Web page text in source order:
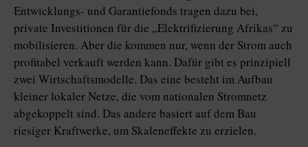
Entwicklungs- und Garantiefonds tragen dazu bei,
private Investitionen für die „Elektrifizierung Afrikas“ zu
mobilisieren. Aber die kommen nur, wenn der Strom auch
profitabel verkauft werden kann. Dafür gibt es prinzipiell
zwei Wirtschaftsmodelle. Das eine besteht im Aufbau
kleiner lokaler Netze, die vom nationalen Stromnetz
abgekoppelt sind. Das andere basiert auf dem Bau
riesiger Kraftwerke, um Skaleneffekte zu erzielen.